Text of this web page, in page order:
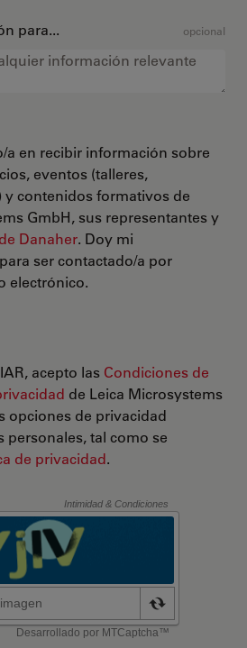
para... opcional
a en recibir información sobre
eventos (talleres,
y contenidos formativos de
GmbH, sus representantes y
Danaher. Doy mi
ser contactado/a por
electrónico.
acepto las Condiciones de
de Leica Microsystems
opciones de privacidad
personales, tal como se
de privacidad.